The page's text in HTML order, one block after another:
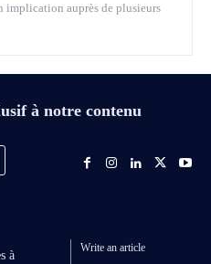
implication auprès de plusieurs
à notre contenu
à
Write an article